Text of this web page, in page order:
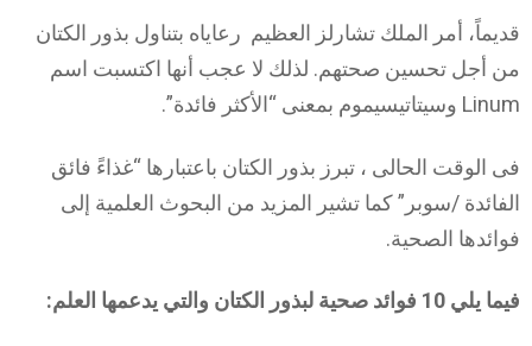
قديماً، أمر الملك تشارلز العظيم رعاياه بتناول بذور الكتان
من أجل تحسين صحتهم. لذلك لا عجب أنها اكتسبت اسم
Linum وسيتاتيسيموم بمعنى “الأكثر فائدة”.
فى الوقت الحالى ، تبرز بذور الكتان باعتبارها “غذاءً فائق
الفائدة /سوبر” كما تشير المزيد من البحوث العلمية إلى
فوائدها الصحية.
فيما يلي 10 فوائد صحية لبذور الكتان والتي يدعمها العلم: